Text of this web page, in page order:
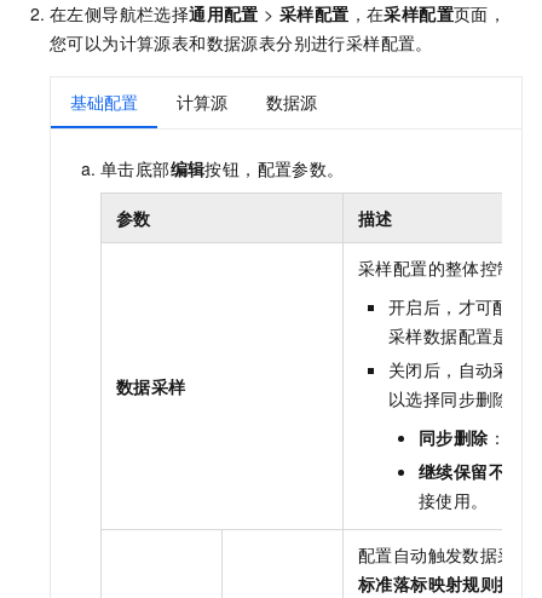
在左侧导航栏选择通用配置 >采样配置 ，在采样配置页面，
您可以为计算源表和数据源表分别进行采样配置。
基础配置 计算源 数据源
单击底部编辑按钮，配置参数。
参数 描述
数据采样
采样配置的整体控制开
开启后，才可配置
采样数据配置是否
关闭后，自动采样
以选择同步删除采
同步删除 ：将
继续保留不删除
接使用。
配置自动触发数据采样
标准落标映射规则执行